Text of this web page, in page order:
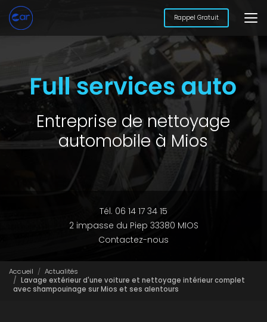
Aller
au
contenu
principal
Rappel Gratuit
Entreprise de nettoyage
automobile à Mios
Tél. 06 14 17 34 15
2 impasse du Piep 33380 MIOS
Contactez-nous
Accueil
Actualités
Lavage extérieur d'une voiture et nettoyage intérieur complet
avec shampouinage sur Mios et ses alentours